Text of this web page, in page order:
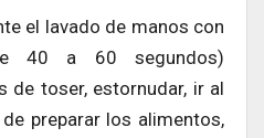
el lavado de manos con
40 a 60 segundos)
de toser, estornudar, ir al
preparar los alimentos,